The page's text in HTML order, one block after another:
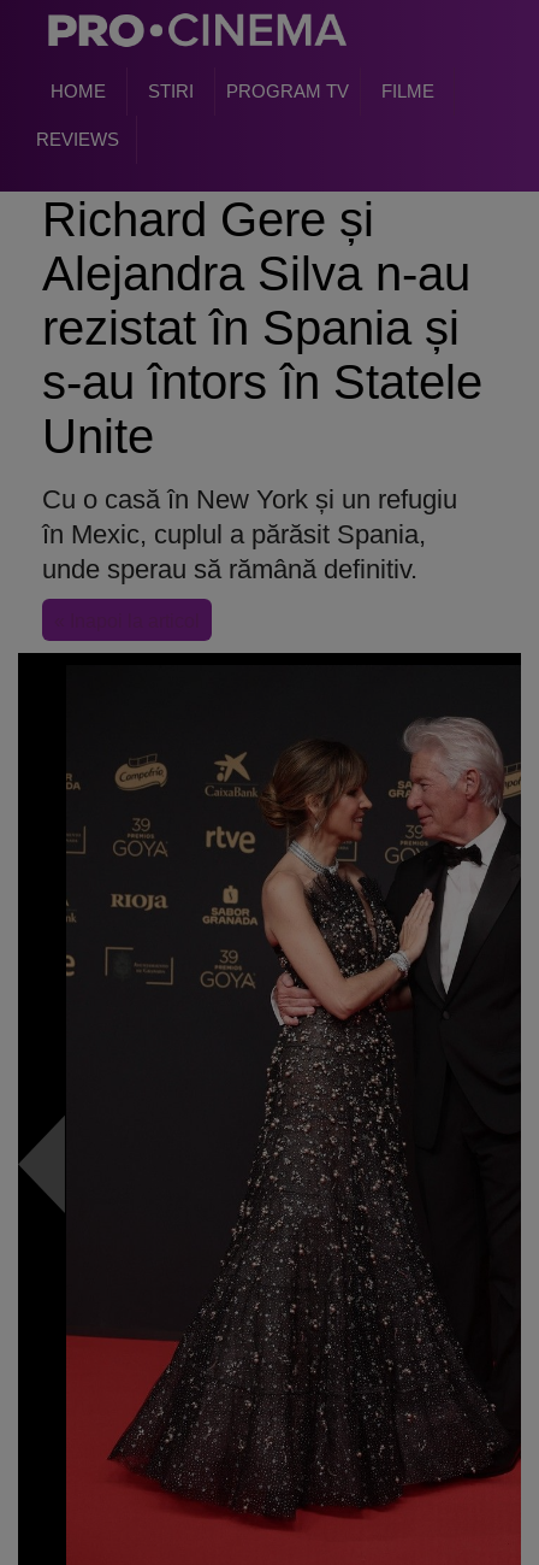
HOME STIRI PROGRAM TV FILME
REVIEWS
Richard Gere și
Alejandra Silva n-au
rezistat în Spania și
s-au întors în Statele
Unite
Cu o casă în New York și un refugiu
în Mexic, cuplul a părăsit Spania,
unde sperau să rămână definitiv.